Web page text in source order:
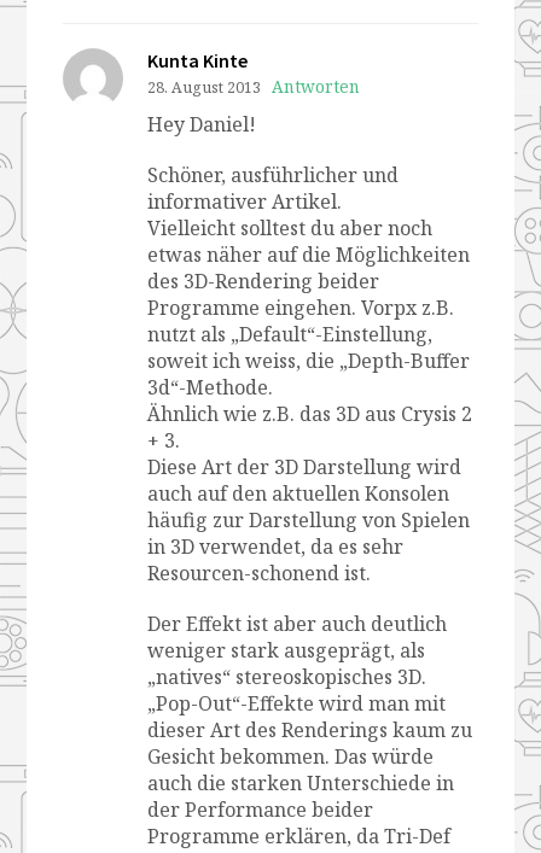
Kunta Kinte
28. August 2013 Antworten
Hey Daniel!
Schöner, ausführlicher und
informativer Artikel.
Vielleicht solltest du aber noch
etwas näher auf die Möglichkeiten
des 3D-Rendering beider
Programme eingehen. Vorpx z.B.
nutzt als „Default“-Einstellung,
soweit ich weiss, die „Depth-Buffer
3d“-Methode.
Ähnlich wie z.B. das 3D aus Crysis 2
+ 3.
Diese Art der 3D Darstellung wird
auch auf den aktuellen Konsolen
häufig zur Darstellung von Spielen
in 3D verwendet, da es sehr
Resourcen-schonend ist.
Der Effekt ist aber auch deutlich
weniger stark ausgeprägt, als
„natives“ stereoskopisches 3D.
„Pop-Out“-Effekte wird man mit
dieser Art des Renderings kaum zu
Gesicht bekommen. Das würde
auch die starken Unterschiede in
der Performance beider
Programme erklären, da Tri-Def